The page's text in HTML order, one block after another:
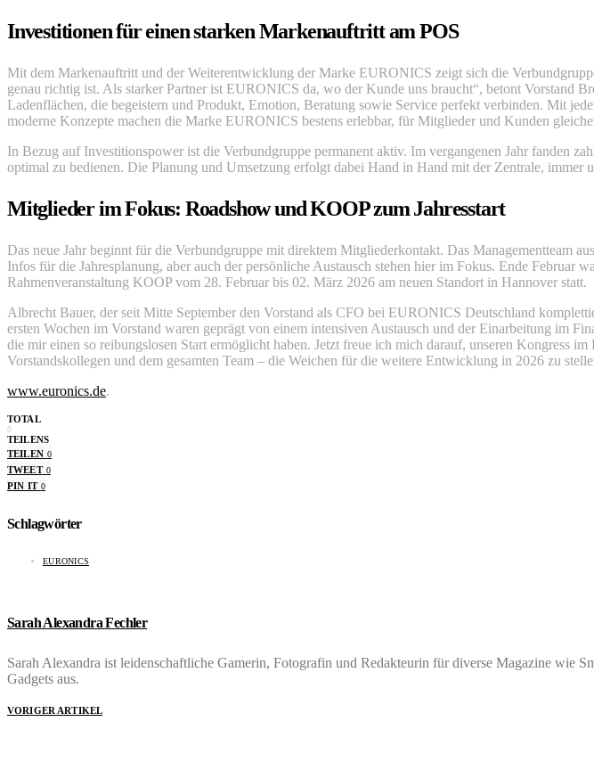
Investitionen für einen starken Markenauftritt am POS
Mit dem Markenauftritt und der Weiterentwicklung der Marke EURONICS zeigt sich die
genau richtig ist. Als starker Partner ist EURONICS da, wo der Kunde uns braucht“, betont Vorstand
Ladenflächen, die begeistern und Produkt, Emotion, Beratung sowie Service perfekt verbinden. Mit
moderne Konzepte machen die Marke EURONICS bestens erlebbar, für Mitglieder und Kunden
In Bezug auf Investitionspower ist die Verbundgruppe permanent aktiv. Im vergangenen Jahr fanden
optimal zu bedienen. Die Planung und Umsetzung erfolgt dabei Hand in Hand mit der Zentrale,
Mitglieder im Fokus: Roadshow und KOOP zum Jahresstart
Das neue Jahr beginnt für die Verbundgruppe mit direktem Mitgliederkontakt. Das Managementteam
Infos für die Jahresplanung, aber auch der persönliche Austausch stehen hier im Fokus. Ende Februar
Rahmenveranstaltung KOOP vom 28. Februar bis 02. März 2026 am neuen Standort in Hannover statt.
Albrecht Bauer, der seit Mitte September den Vorstand als CFO bei EURONICS Deutschland
ersten Wochen im Vorstand waren geprägt von einem intensiven Austausch und der Einarbeitung im
die mir einen so reibungslosen Start ermöglicht haben. Jetzt freue ich mich darauf, unseren Kongress
Vorstandskollegen und dem gesamten Team – die Weichen für die weitere Entwicklung in 2026 zu
www.euronics.de.
TOTAL
0
TEILENS
TEILEN 0
TWEET 0
PIN IT 0
Schlagwörter
EURONICS
Sarah Alexandra Fechler
Sarah Alexandra ist leidenschaftliche Gamerin, Fotografin und Redakteurin für diverse Magazine wie
Gadgets aus.
VORIGER ARTIKEL